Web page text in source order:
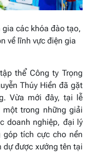
các khóa đào tạo,
về lĩnh vực điện gia
thể Công ty Trọng
Thúy Hiền đã gặt
Vừa mới đây, tại lễ
trong những giải
doanh nghiệp, đại lý
tích cực cho nền
dự được xướng tên tại